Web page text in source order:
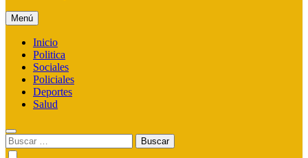
Menú
Inicio
Politica
Sociales
Policiales
Deportes
Salud
Buscar: